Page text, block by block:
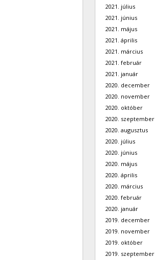
2021. július
2021. június
2021. május
2021. április
2021. március
2021. február
2021. január
2020. december
2020. november
2020. október
2020. szeptember
2020. augusztus
2020. július
2020. június
2020. május
2020. április
2020. március
2020. február
2020. január
2019. december
2019. november
2019. október
2019. szeptember